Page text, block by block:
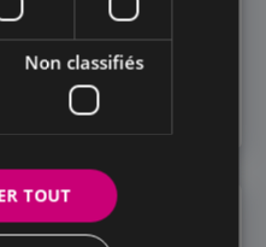
GOSSELIES
Non classifiés
TOUT